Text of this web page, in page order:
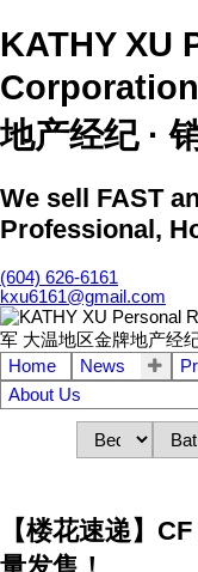
KATHY XU
地产经纪 ·
We sell FAST
Professional,
(604) 626-6161
kxu6161@gmail.com
Home News
About Us
【楼花速递】